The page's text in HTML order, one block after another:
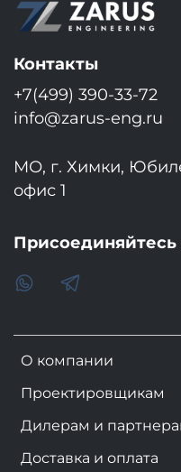
О компании
Проектировщикам
Дилерам и
Доставка и оплата
Контакты
+7(499) 390-33-72
info@zarus-eng.ru
МО, г. Химки,
офис 1
Присоединяйтесь